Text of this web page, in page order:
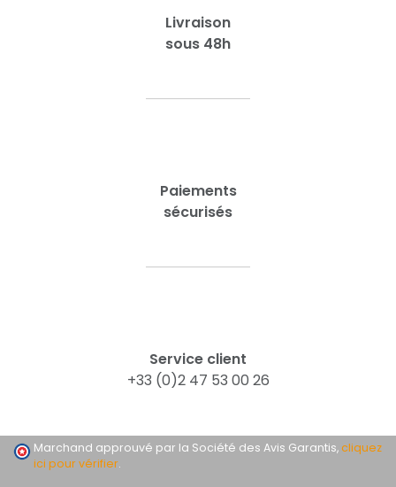
Livraison
sous 48h
Paiements
sécurisés
Service client
+33 (0)2 47 53 00 26
Marchand approuvé par la Société des Avis Garantis,cliquez
ici pour vérifier.